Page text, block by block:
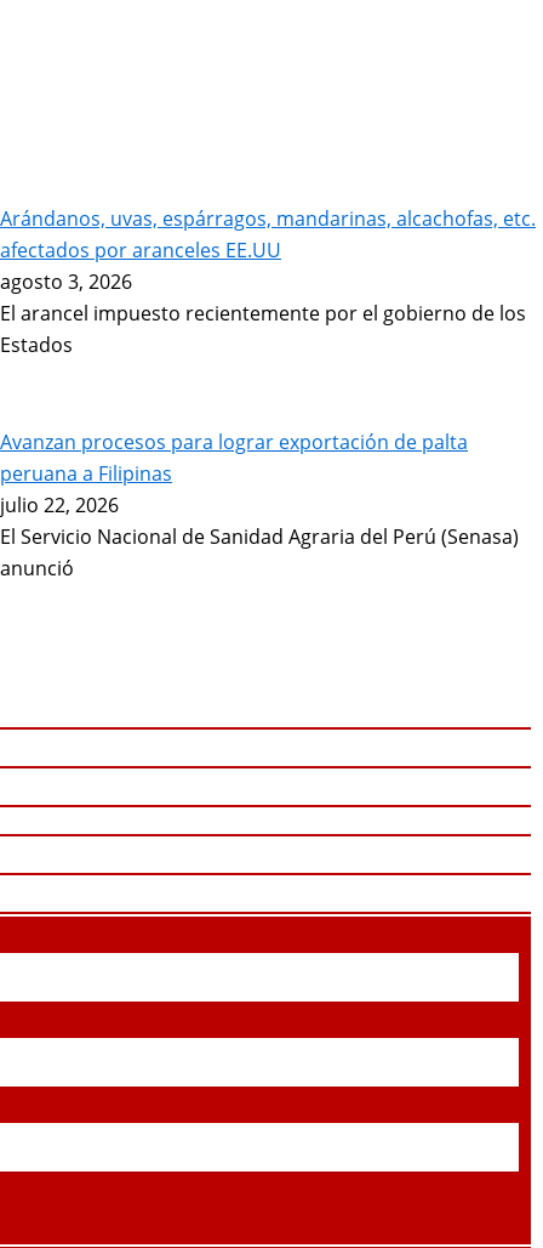
Arándanos, uvas, espárragos, mandarinas, alcachofas, etc.
afectados por aranceles EE.UU
agosto 3, 2026
El arancel impuesto recientemente por el gobierno de los
Estados
Avanzan procesos para lograr exportación de palta
peruana a Filipinas
julio 22, 2026
El Servicio Nacional de Sanidad Agraria del Perú (Senasa)
anunció